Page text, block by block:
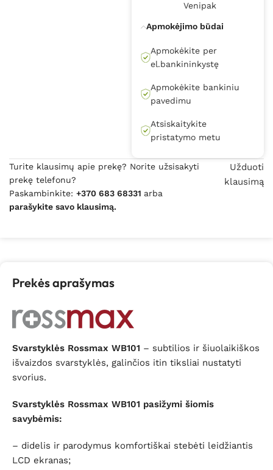
Venipak
Apmokėjimo būdai
Apmokėkite per
el.bankininkystę
Apmokėkite bankiniu
pavedimu
Atsiskaitykite
pristatymo metu
Turite klausimų apie prekę? Norite užsisakyti
prekę telefonu?
Paskambinkite: +370 683 68331 arba
parašykite savo klausimą.
Užduoti
klausimą
Prekės aprašymas
Svarstyklės Rossmax WB101 – subtilios ir šiuolaikiškos
išvaizdos svarstyklės, galinčios itin tiksliai nustatyti
svorius.
Svarstyklės Rossmax WB101 pasižymi šiomis
savybėmis:
– didelis ir parodymus komfortiškai stebėti leidžiantis
LCD ekranas;